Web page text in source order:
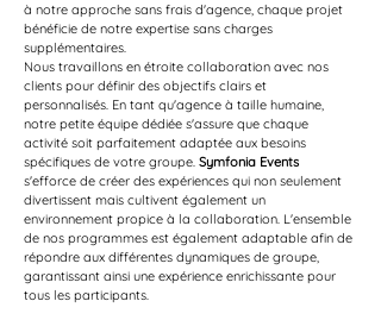
à notre approche sans frais d'agence, chaque projet
bénéficie de notre expertise sans charges
supplémentaires.
Nous travaillons en étroite collaboration avec nos
clients pour définir des objectifs clairs et
personnalisés. En tant qu'agence à taille humaine,
notre petite équipe dédiée s'assure que chaque
activité soit parfaitement adaptée aux besoins
spécifiques de votre groupe. Symfonia Events
s'efforce de créer des expériences qui non seulement
divertissent mais cultivent également un
environnement propice à la collaboration. L'ensemble
de nos programmes est également adaptable afin de
répondre aux différentes dynamiques de groupe,
garantissant ainsi une expérience enrichissante pour
tous les participants.